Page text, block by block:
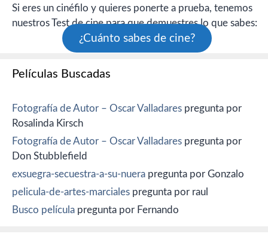
Si eres un cinéfilo y quieres ponerte a prueba, tenemos
nuestros Test de cine para que demuestres lo que sabes:
¿Cuánto sabes de cine?
Películas Buscadas
Fotografía de Autor – Oscar Valladares pregunta por
Rosalinda Kirsch
Fotografía de Autor – Oscar Valladares pregunta por
Don Stubblefield
exsuegra-secuestra-a-su-nuera pregunta por Gonzalo
pelicula-de-artes-marciales pregunta por raul
Busco película pregunta por Fernando